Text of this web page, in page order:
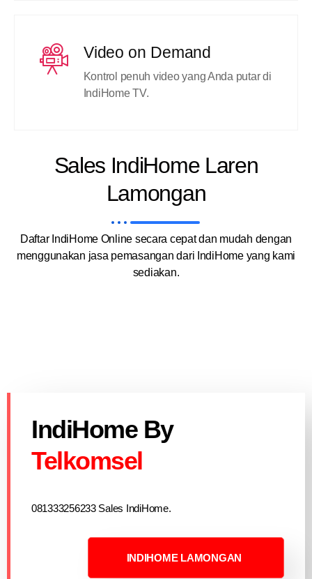
Video on Demand
Kontrol penuh video yang Anda putar di
IndiHome TV.
Sales IndiHome Laren
Lamongan
Daftar IndiHome Online secara cepat dan mudah dengan
menggunakan jasa pemasangan dari IndiHome yang kami
sediakan.
IndiHome By
Telkomsel
081333256233 Sales IndiHome.
INDIHOME LAMONGAN